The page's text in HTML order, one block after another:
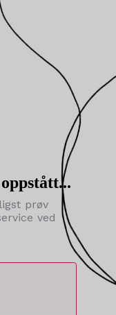
prøv
ved